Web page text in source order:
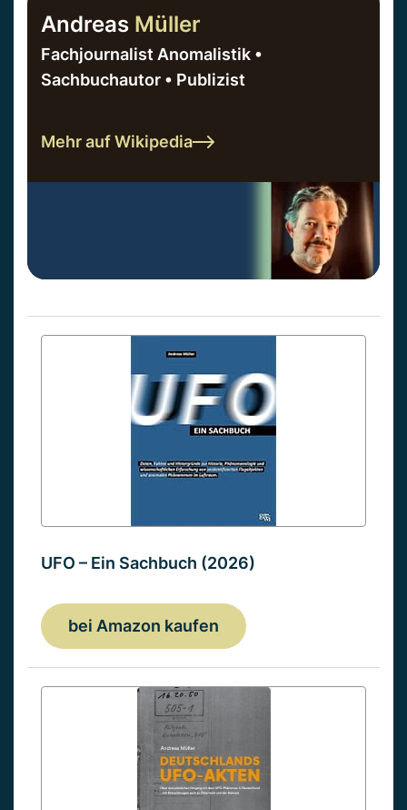
Andreas Müller
Fachjournalist Anomalistik •
Sachbuchautor • Publizist
Mehr auf Wikipedia
UFO – Ein Sachbuch (2026)
bei Amazon kaufen